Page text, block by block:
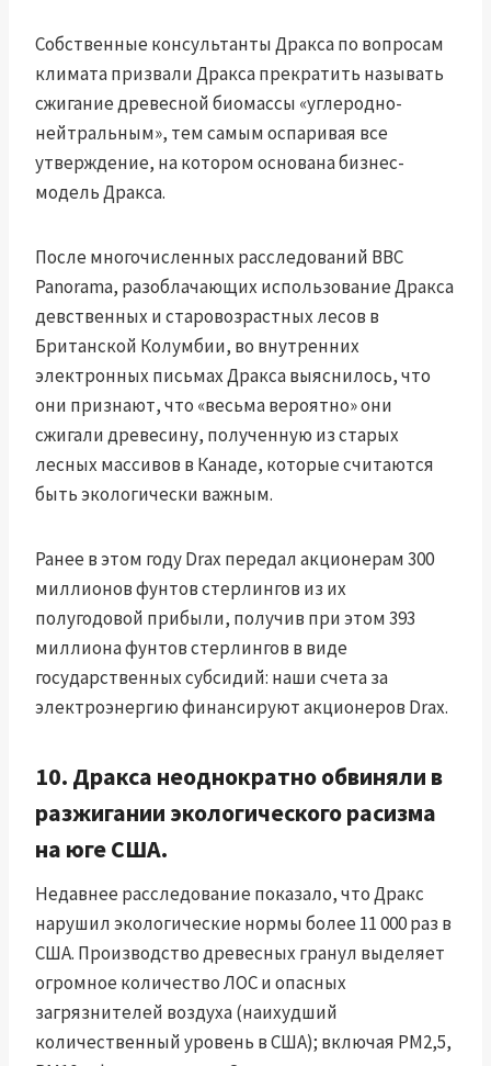
Собственные консультанты Дракса по вопросам
климата призвали Дракса прекратить называть
сжигание древесной биомассы «углеродно-
нейтральным», тем самым оспаривая все
утверждение, на котором основана бизнес-
модель Дракса.
После многочисленных расследований BBC
Panorama, разоблачающих использование Дракса
девственных и старовозрастных лесов в
Британской Колумбии, во внутренних
электронных письмах Дракса выяснилось, что
они признают, что «весьма вероятно» они
сжигали древесину, полученную из старых
лесных массивов в Канаде, которые считаются
быть экологически важным.
Ранее в этом году Drax передал акционерам 300
миллионов фунтов стерлингов из их
полугодовой прибыли, получив при этом 393
миллиона фунтов стерлингов в виде
государственных субсидий: наши счета за
электроэнергию финансируют акционеров Drax.
10. Дракса неоднократно обвиняли в
разжигании экологического расизма
на юге США.
Недавнее расследование показало, что Дракс
нарушил экологические нормы более 11 000 раз в
США. Производство древесных гранул выделяет
огромное количество ЛОС и опасных
загрязнителей воздуха (наихудший
количественный уровень в США); включая PM2,5,